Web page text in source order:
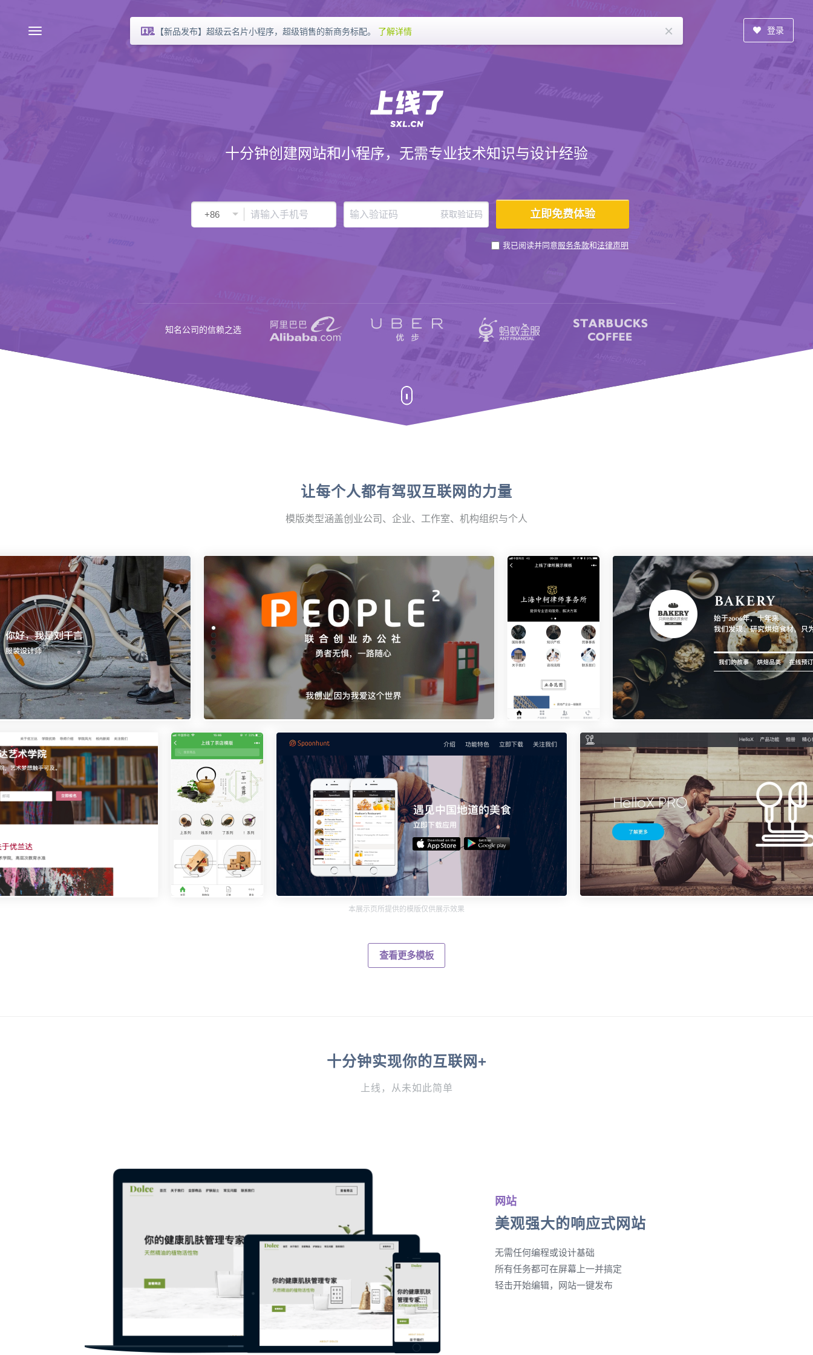
【新品发布】超级云名片小程序，超级销售的新商务标配。 了解详情 × 登录
十分钟创建网站和小程序，无需专业技术知识与设计经验
获取验证码
我已阅读并同意服务条款和法律声明
知名公司的信赖之选
让每个人都有驾驭互联网的力量
模版类型涵盖创业公司、企业、工作室、机构组织与个人
本展示页所提供的模版仅供展示效果
查看更多模板
十分钟实现你的互联网+
上线，从未如此简单
网站
美观强大的响应式网站
无需任何编程或设计基础
所有任务都可在屏幕上一并搞定
轻击开始编辑，网站一键发布